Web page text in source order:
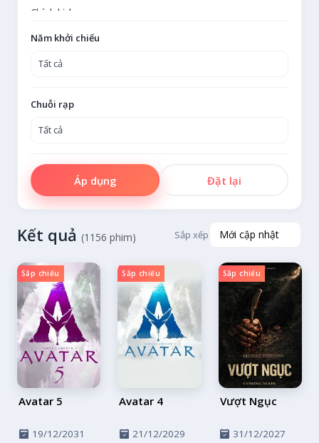
Chính kịch
Giật gân
Lịch sử
Tội phạm
Bí ẩn
Phim tài liệu
Phim thể thao
Chiến tranh
War & Politics
Tiểu sử
Nước ngoài
ction
omedy
omance
hriller
rama
ystery
antasy
Năm khởi chiếu
Chuỗi rạp
Áp dụng Đặt lại
Kết quả (1156 phim) Sắp xếp
Sắp chiếu
Avatar 5
19/12/2031
Sắp chiếu
Avatar 4
21/12/2029
Sắp chiếu
Vượt Ngục
31/12/2027